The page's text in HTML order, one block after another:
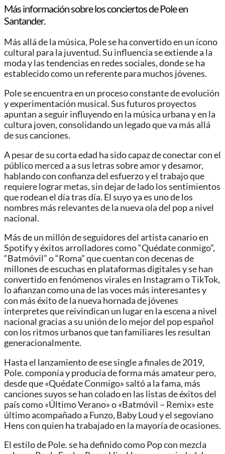
Más información sobre los conciertos de Pole en
Santander.
Más allá de la música, Pole se ha convertido en un ícono
cultural para la juventud. Su influencia se extiende a la
moda y las tendencias en redes sociales, donde se ha
establecido como un referente para muchos jóvenes.
Pole se encuentra en un proceso constante de evolución
y experimentación musical. Sus futuros proyectos
apuntan a seguir influyendo en la música urbana y en la
cultura joven, consolidando un legado que va más allá
de sus canciones.
A pesar de su corta edad ha sido capaz de conectar con el
público merced a a sus letras sobre amor y desamor,
hablando con confianza del esfuerzo y el trabajo que
requiere lograr metas, sin dejar de lado los sentimientos
que rodean el día tras día. El suyo ya es uno de los
nombres más relevantes de la nueva ola del pop a nivel
nacional.
Más de un millón de seguidores del artista canario en
Spotify y éxitos arrolladores como “Quédate conmigo”,
“Batmóvil” o “Roma” que cuentan con decenas de
millones de escuchas en plataformas digitales y se han
convertido en fenómenos virales en Instagram o TikTok,
lo afianzan como una de las voces más interesantes y
con más éxito de la nueva hornada de jóvenes
interpretes que reivindican un lugar en la escena a nivel
nacional gracias a su unión de lo mejor del pop español
con los ritmos urbanos que tan familiares les resultan
generacionalmente.
Hasta el lanzamiento de ese single a finales de 2019,
Pole. componía y producía de forma más amateur pero,
desde que «Quédate Conmigo» saltó a la fama, más
canciones suyos se han colado en las listas de éxitos del
país como «Último Verano» o «Batmóvil – Remix» este
último acompañado a Funzo, Baby Loud y el segoviano
Hens con quien ha trabajado en la mayoría de ocasiones.
El estilo de Pole. se ha definido como Pop con mezcla